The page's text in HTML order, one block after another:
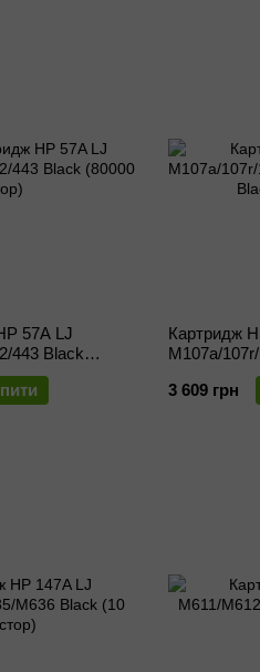
57A LJ
443 Black
Картридж
M107a/
Black
3 609 грн